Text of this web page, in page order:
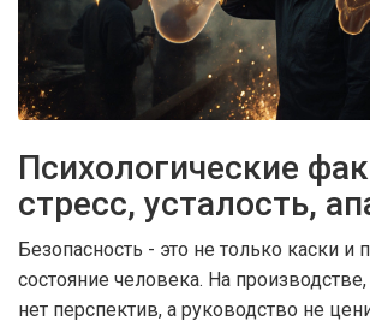
Психологические
стресс, усталость,
Безопасность - это не только каски и
состояние человека. На
нет перспектив, а руководство не